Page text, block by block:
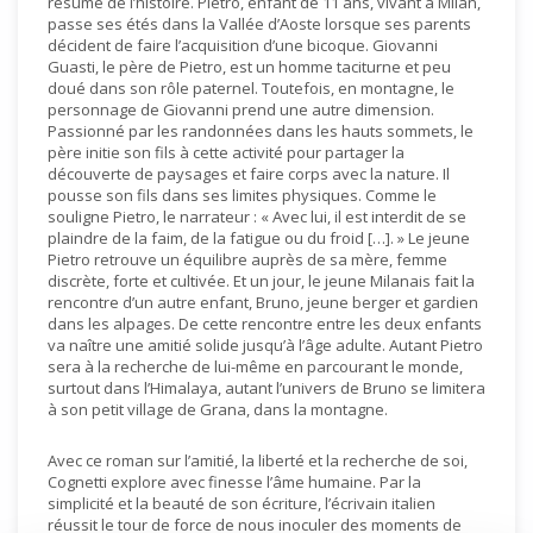
passe ses étés dans la Vallée d’Aoste lorsque ses parents
décident de faire l’acquisition d’une bicoque. Giovanni
Guasti, le père de Pietro, est un homme taciturne et peu
doué dans son rôle paternel. Toutefois, en montagne, le
personnage de Giovanni prend une autre dimension.
Passionné par les randonnées dans les hauts sommets, le
père initie son fils à cette activité pour partager la
découverte de paysages et faire corps avec la nature. Il
pousse son fils dans ses limites physiques. Comme le
souligne Pietro, le narrateur : « Avec lui, il est interdit de se
plaindre de la faim, de la fatigue ou du froid […]. » Le jeune
Pietro retrouve un équilibre auprès de sa mère, femme
discrète, forte et cultivée. Et un jour, le jeune Milanais fait la
rencontre d’un autre enfant, Bruno, jeune berger et gardien
dans les alpages. De cette rencontre entre les deux enfants
va naître une amitié solide jusqu’à l’âge adulte. Autant Pietro
sera à la recherche de lui-même en parcourant le monde,
surtout dans l’Himalaya, autant l’univers de Bruno se limitera
à son petit village de Grana, dans la montagne.
Avec ce roman sur l’amitié, la liberté et la recherche de soi,
Cognetti explore avec finesse l’âme humaine. Par la
simplicité et la beauté de son écriture, l’écrivain italien
réussit le tour de force de nous inoculer des moments de